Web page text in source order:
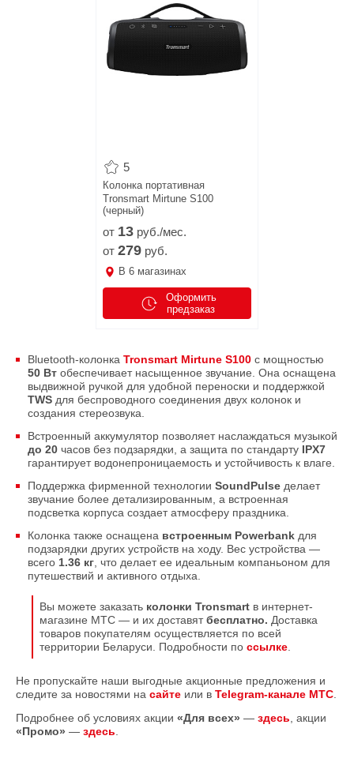
5
Колонка портативная
Tronsmart Mirtune S100
(черный)
от 13 руб./мес.
от 279 руб.
В 6 магазинах
Оформить
предзаказ
Bluetooth-колонка Tronsmart Mirtune S100 с мощностью
50 Вт обеспечивает насыщенное звучание. Она оснащена
выдвижной ручкой для удобной переноски и поддержкой
TWS для беспроводного соединения двух колонок и
создания стереозвука.
Встроенный аккумулятор позволяет наслаждаться музыкой
до 20 часов без подзарядки, а защита по стандарту IPX7
гарантирует водонепроницаемость и устойчивость к влаге.
Поддержка фирменной технологии SoundPulse делает
звучание более детализированным, а встроенная
подсветка корпуса создает атмосферу праздника.
Колонка также оснащена встроенным Powerbank для
подзарядки других устройств на ходу. Вес устройства —
всего 1.36 кг , что делает ее идеальным компаньоном для
путешествий и активного отдыха.
Вы можете заказать колонки Tronsmart в интернет-
магазине МТС — и их доставятбесплатно. Доставка
товаров покупателям осуществляется по всей
территории Беларуси. Подробности по ссылке
Не пропускайте наши выгодные акционные предложения и
следите за новостями на сайте или в Telegram-канале МТС
Подробнее об условиях акции «Для всех» — здесь , акции
«Промо» — здесь